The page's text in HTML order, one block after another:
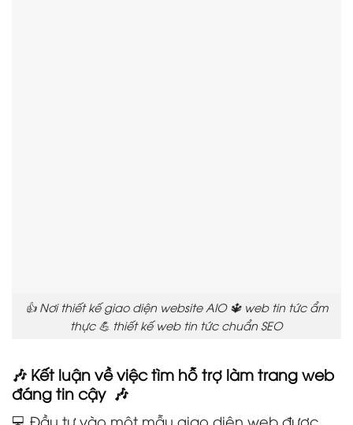
👍 Nơi thiết kế giao diện website AIO 🔱 web tin tức ẩm
thực 💪 thiết kế web tin tức chuẩn SEO
🎶 Kết luận về việc tìm hỗ trợ làm trang web
đáng tin cậy 🎶
💻 Đầu tư vào một mẫu giao diện web được